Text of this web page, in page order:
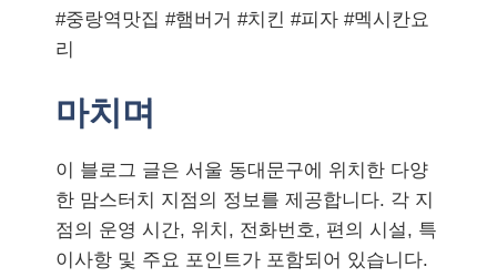
#중랑역맛집 #햄버거 #치킨 #피자 #멕시칸요
리
마치며
이 블로그 글은 서울 동대문구에 위치한 다양
한 맘스터치 지점의 정보를 제공합니다. 각 지
점의 운영 시간, 위치, 전화번호, 편의 시설, 특
이사항 및 주요 포인트가 포함되어 있습니다.